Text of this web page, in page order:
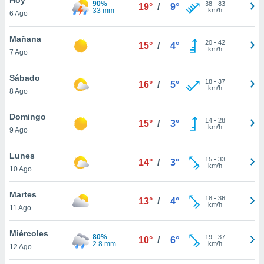
y
en
más
de
6 Ago
90%
33 mm
19° / 9° 38- 83
km/h
Mañana
7 Ago
15° / 4° 20- 42
km/h
Sábado
8 Ago
16° / 5° 18- 37
km/h
Domingo
9 Ago
15° / 3° 14- 28
km/h
Lunes
10 Ago
14° / 3° 15- 33
km/h
Martes
11 Ago
13° / 4° 18- 36
km/h
Miércoles
12 Ago
80%
2.8 mm
10° / 6° 19- 37
km/h